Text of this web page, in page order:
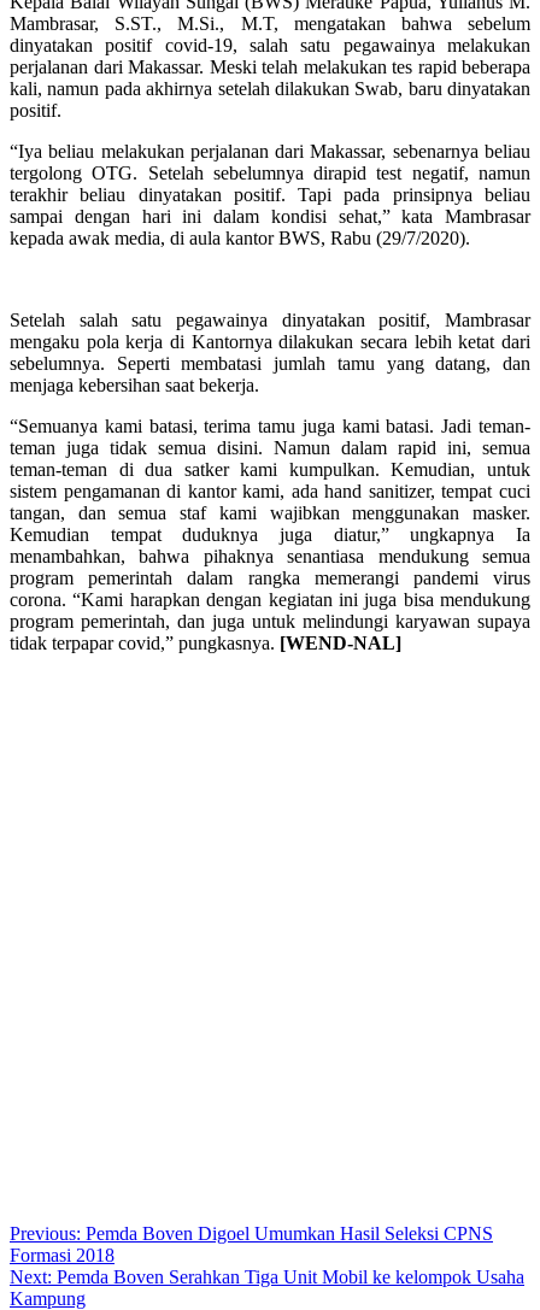
Mambrasar, S.ST., M.Si., M.T, mengatakan bahwa sebelum
dinyatakan positif covid-19, salah satu pegawainya melakukan
perjalanan dari Makassar. Meski telah melakukan tes rapid beberapa
kali, namun pada akhirnya setelah dilakukan Swab, baru dinyatakan
positif.
“Iya beliau melakukan perjalanan dari Makassar, sebenarnya beliau
tergolong OTG. Setelah sebelumnya dirapid test negatif, namun
terakhir beliau dinyatakan positif. Tapi pada prinsipnya beliau
sampai dengan hari ini dalam kondisi sehat,” kata Mambrasar
kepada awak media, di aula kantor BWS, Rabu (29/7/2020).
Setelah salah satu pegawainya dinyatakan positif, Mambrasar
mengaku pola kerja di Kantornya dilakukan secara lebih ketat dari
sebelumnya. Seperti membatasi jumlah tamu yang datang, dan
menjaga kebersihan saat bekerja.
“Semuanya kami batasi, terima tamu juga kami batasi. Jadi teman-
teman juga tidak semua disini. Namun dalam rapid ini, semua
teman-teman di dua satker kami kumpulkan. Kemudian, untuk
sistem pengamanan di kantor kami, ada hand sanitizer, tempat cuci
tangan, dan semua staf kami wajibkan menggunakan masker.
Kemudian tempat duduknya juga diatur,” ungkapnya Ia
menambahkan, bahwa pihaknya senantiasa mendukung semua
program pemerintah dalam rangka memerangi pandemi virus
corona. “Kami harapkan dengan kegiatan ini juga bisa mendukung
program pemerintah, dan juga untuk melindungi karyawan supaya
tidak terpapar covid,” pungkasnya. [WEND-NAL]
Post
navigation
Previous: Pemda Boven Digoel Umumkan Hasil Seleksi CPNS
Formasi 2018
Next: Pemda Boven Serahkan Tiga Unit Mobil ke kelompok Usaha
Kampung